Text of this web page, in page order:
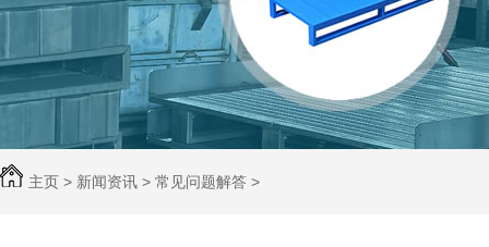
主页 > 新闻资讯 > 常见问题解答 >